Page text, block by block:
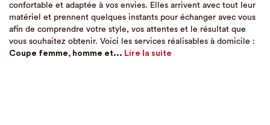
confortable et adaptée à vos envies. Elles arrivent avec tout leur
matériel et prennent quelques instants pour échanger avec vous
afin de comprendre votre style, vos attentes et le résultat que
vous souhaitez obtenir. Voici les services réalisables à domicile :
Coupe femme, homme et... Lire la suite